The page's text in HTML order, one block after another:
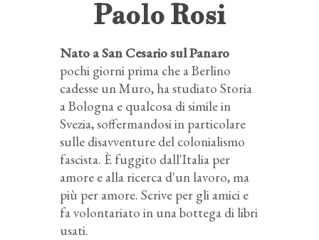
Paolo Rosi
Nato a San Cesario sul Panaro
pochi giorni prima che a Berlino
cadesse un Muro, ha studiato Storia
a Bologna e qualcosa di simile in
Svezia, soffermandosi in particolare
sulle disavventure del colonialismo
fascista. È fuggito dall'Italia per
amore e alla ricerca d'un lavoro, ma
più per amore. Scrive per gli amici e
fa volontariato in una bottega di libri
usati.